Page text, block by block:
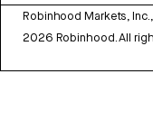
Robinhood Markets,
2026 Robinhood. All